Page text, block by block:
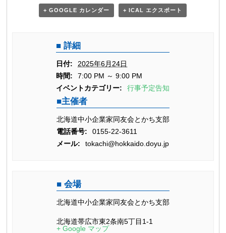
+ GOOGLE カレンダー + ICAL エクスポート
詳細
日付:
2025年6月24日
時間:
7:00 PM ～ 9:00 PM
イベントカテゴリー:
行事予定告知
主催者
北海道中小企業家同友会とかち支部
電話番号:
0155-22-3611
メール:
tokachi@hokkaido.doyu.jp
会場
北海道中小企業家同友会とかち支部
北海道帯広市東2条南5丁目1-1
+ Google マップ